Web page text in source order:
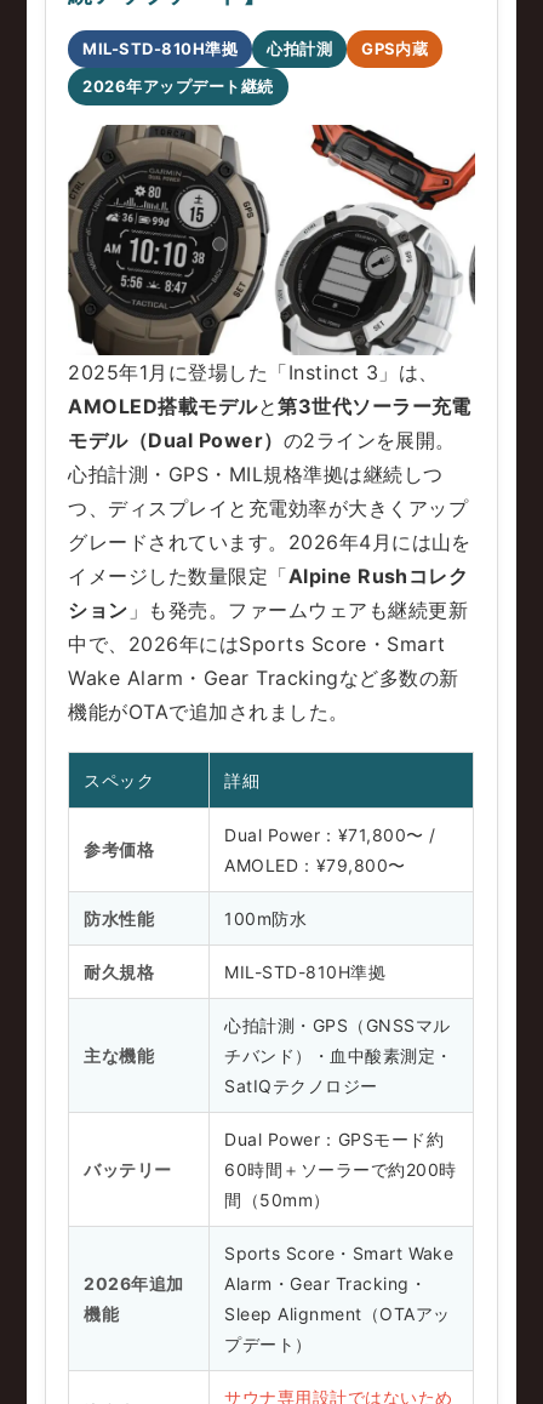
MIL-STD-810H準拠 心拍計測
GPS内蔵
2026年アップデート継続
2025年1月に登場した「Instinct 3」は、
AMOLED搭載モデルと第3世代ソーラー充電
モデル（Dual Power） の2ラインを展開。
心拍計測・GPS・MIL規格準拠は継続しつ
つ、ディスプレイと充電効率が大きくアップ
グレードされています。2026年4月には山を
イメージした数量限定「Alpine Rushコレク
ション 」も発売。ファームウェアも継続更新
中で、2026年にはSports Score・Smart
Wake Alarm・Gear Trackingなど多数の新
機能がOTAで追加されました。
スペック 詳細
参考価格
Dual Power：¥71,800〜 /
AMOLED：¥79,800〜
防水性能 100m防水
耐久規格 MIL-STD-810H準拠
主な機能
心拍計測・GPS（GNSSマル
チバンド）・血中酸素測定・
SatIQテクノロジー
バッテリー
Dual Power：GPSモード約
60時間＋ソーラーで約200時
間（50mm）
2026年追加
機能
Sports Score・Smart Wake
Alarm・Gear Tracking・
Sleep Alignment（OTAアッ
プデート）
サウナ専用設計ではないため